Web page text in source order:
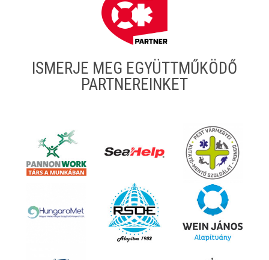
ISMERJE MEG EGYÜTTMŰKÖDŐ
PARTNEREINKET